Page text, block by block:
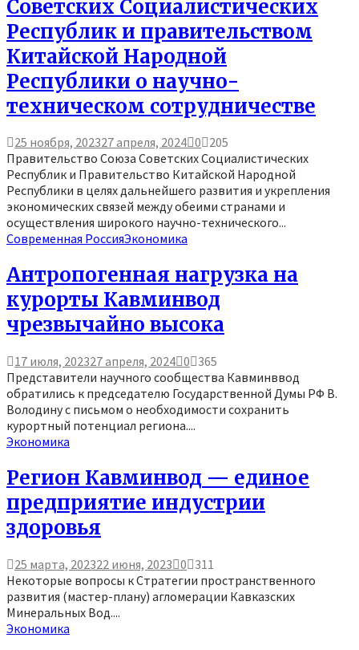
Советских Социалистических
Республик и правительством
Китайской Народной
Республики о научно-
техническом сотрудничестве
25 ноября, 202327 апреля, 2024 0 205
Правительство Союза Советских Социалистических
Республик и Правительство Китайской Народной
Республики в целях дальнейшего развития и укрепления
экономических связей между обеими странами и
осуществления широкого научно-технического...
Современная РоссияЭкономика
Антропогенная нагрузка на
курорты Кавминвод
чрезвычайно высока
17 июля, 202327 апреля, 2024 0 365
Представители научного сообщества Кавминввод
обратились к председателю Государственной Думы РФ В.
Володину с письмом о необходимости сохранить
курортный потенциал региона....
Экономика
Регион Кавминвод — единое
предприятие индустрии
здоровья
25 марта, 202322 июня, 2023 0 311
Некоторые вопросы к Стратегии пространственного
развития (мастер-плану) агломерации Кавказских
Минеральных Вод....
Экономика